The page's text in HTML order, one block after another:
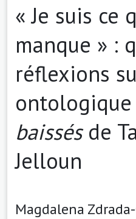
« Je suis ce
manque » :
réflexions
ontologique
baissésde
Jelloun
Magdalena